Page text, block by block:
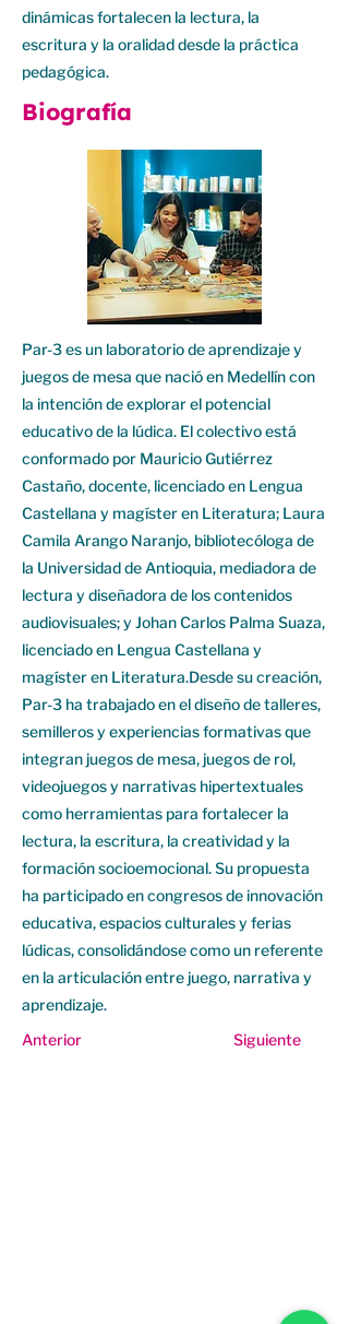
dinámicas fortalecen la lectura, la
escritura y la oralidad desde la práctica
pedagógica.
Biografía
Par-3 es un laboratorio de aprendizaje y
juegos de mesa que nació en Medellín con
la intención de explorar el potencial
educativo de la lúdica. El colectivo está
conformado por Mauricio Gutiérrez
Castaño, docente, licenciado en Lengua
Castellana y magíster en Literatura; Laura
Camila Arango Naranjo, bibliotecóloga de
la Universidad de Antioquia, mediadora de
lectura y diseñadora de los contenidos
audiovisuales; y Johan Carlos Palma Suaza,
licenciado en Lengua Castellana y
magíster en Literatura.Desde su creación,
Par-3 ha trabajado en el diseño de talleres,
semilleros y experiencias formativas que
integran juegos de mesa, juegos de rol,
videojuegos y narrativas hipertextuales
como herramientas para fortalecer la
lectura, la escritura, la creatividad y la
formación socioemocional. Su propuesta
ha participado en congresos de innovación
educativa, espacios culturales y ferias
lúdicas, consolidándose como un referente
en la articulación entre juego, narrativa y
aprendizaje.
Anterior
Siguiente